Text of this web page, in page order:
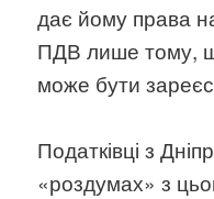
дає йому права
ПДВ лише тому,
може бути
Податківці з
«роздумах» з